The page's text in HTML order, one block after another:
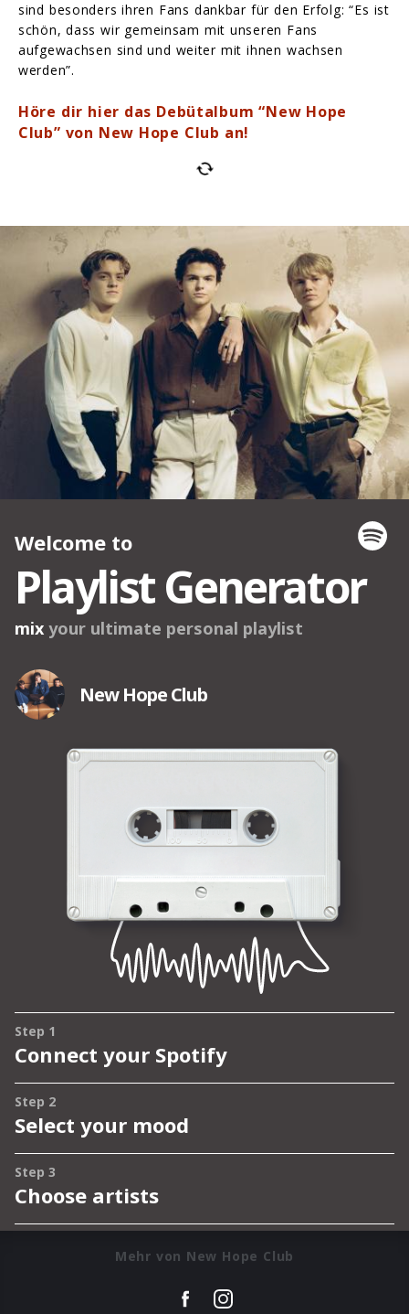
sind besonders ihren Fans dankbar für den Erfolg: “Es ist
schön, dass wir gemeinsam mit unseren Fans
aufgewachsen sind und weiter mit ihnen wachsen
werden”.
Höre dir hier das Debütalbum “New Hope
Club” von New Hope Club an!
Mehr von New Hope Club